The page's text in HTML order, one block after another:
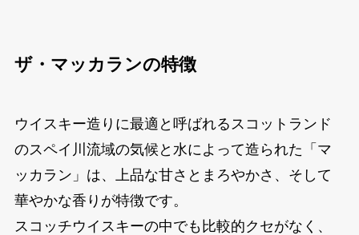
ザ・マッカランの特徴
ウイスキー造りに最適と呼ばれるスコットランド
のスペイ川流域の気候と水によって造られた「マ
ッカラン」は、上品な甘さとまろやかさ、そして
華やかな香りが特徴です。
スコッチウイスキーの中でも比較的クセがなく、